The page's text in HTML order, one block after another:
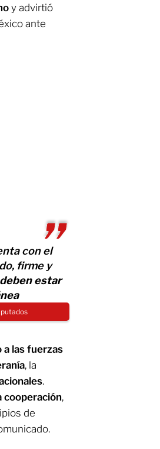
y advirtió
ante
con el
firme y
estar
a las fuerzas
, la
.
cooperación,
de